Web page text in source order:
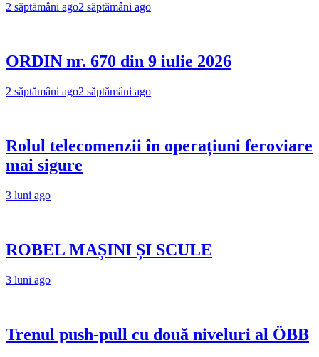
2 săptămâni ago2 săptămâni ago
ORDIN nr. 670 din 9 iulie 2026
2 săptămâni ago2 săptămâni ago
Rolul telecomenzii în operațiuni feroviare
mai sigure
3 luni ago
ROBEL MAȘINI ȘI SCULE
3 luni ago
Trenul push-pull cu două niveluri al ÖBB